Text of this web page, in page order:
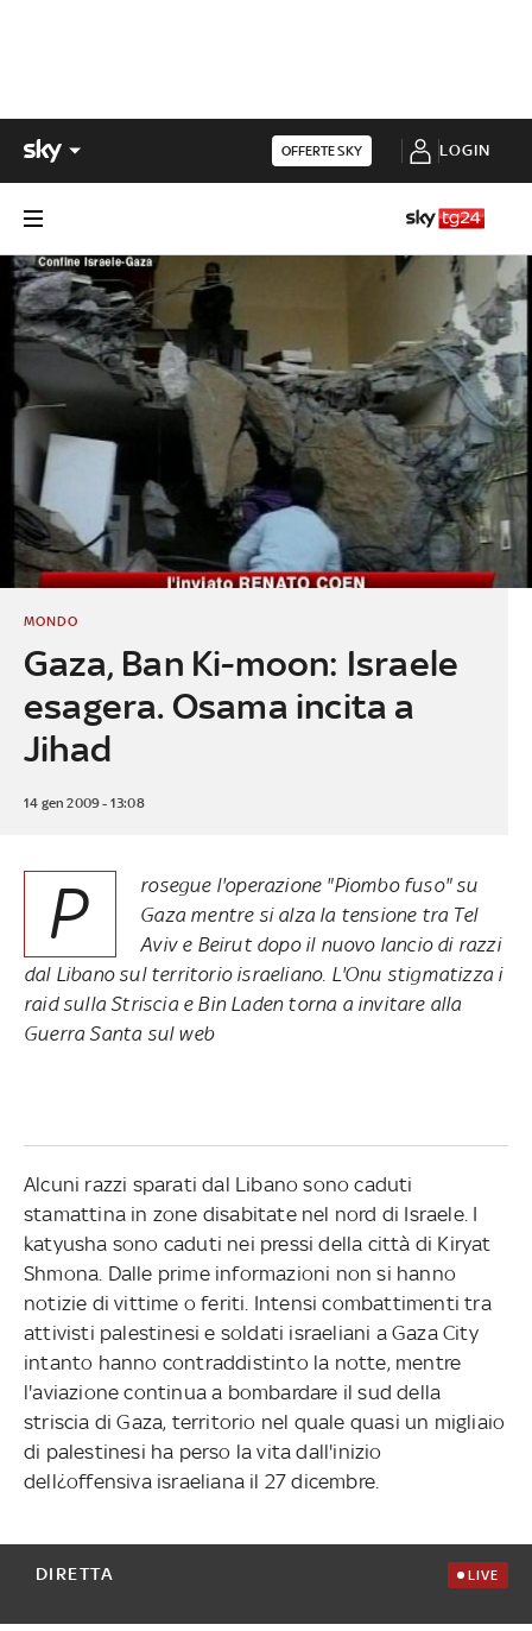
OFFERTE SKY LOGIN
Gaza, Ban Ki-moon: Israele
esagera. Osama incita a
Jihad
MONDO
14 gen 2009 - 13:08
P
rosegue l'operazione "Piombo fuso" su
Gaza mentre si alza la tensione tra Tel
Aviv e Beirut dopo il nuovo lancio di razzi
dal Libano sul territorio israeliano. L'Onu stigmatizza i
raid sulla Striscia e Bin Laden torna a invitare alla
Guerra Santa sul web
Alcuni razzi sparati dal Libano sono caduti
stamattina in zone disabitate nel nord di Israele. I
katyusha sono caduti nei pressi della città di Kiryat
Shmona. Dalle prime informazioni non si hanno
notizie di vittime o feriti. Intensi combattimenti tra
attivisti palestinesi e soldati israeliani a Gaza City
intanto hanno contraddistinto la notte, mentre
l'aviazione continua a bombardare il sud della
striscia di Gaza, territorio nel quale quasi un migliaio
di palestinesi ha perso la vita dall'inizio
dell¿offensiva israeliana il 27 dicembre.
DIRETTA LIVE